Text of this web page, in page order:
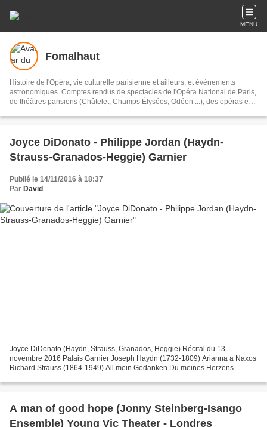
MENU
Fomalhaut
Histoire de l'Opéra, vie culturelle parisienne et ailleurs, et évènements
astronomiques. Comptes rendus de spectacles de l'Opéra National de Paris,
de théâtres parisiens (Châtelet, Champs Élysées, Odéon ...), des opéras en
Allemagne, Espagne, Angleterre...).
Joyce DiDonato - Philippe Jordan (Haydn-
Strauss-Granados-Heggie) Garnier
Publié le 14/11/2016 à 18:37
Par David
Joyce DiDonato (Haydn, Strauss, Granados, Heggie) Récital du 13
novembre 2016 Palais Garnier Joseph Haydn (1732-1809) Arianna a Naxos
Richard Strauss (1864-1949) All mein Gedanken Du meines Herzens
A man of good hope (Jonny Steinberg-Isango
Ensemble) Young Vic Theater - Londres